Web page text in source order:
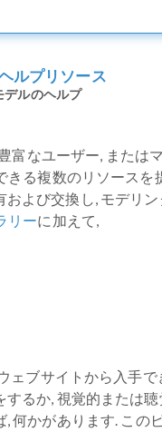
ルプリソース
デルのヘルプ
富なユーザー, または
きる複数のリソースを
よび交換し, モデリ
リーに加えて,
ェブサイトから入手
るか, 視覚的または
何かがあります. こ